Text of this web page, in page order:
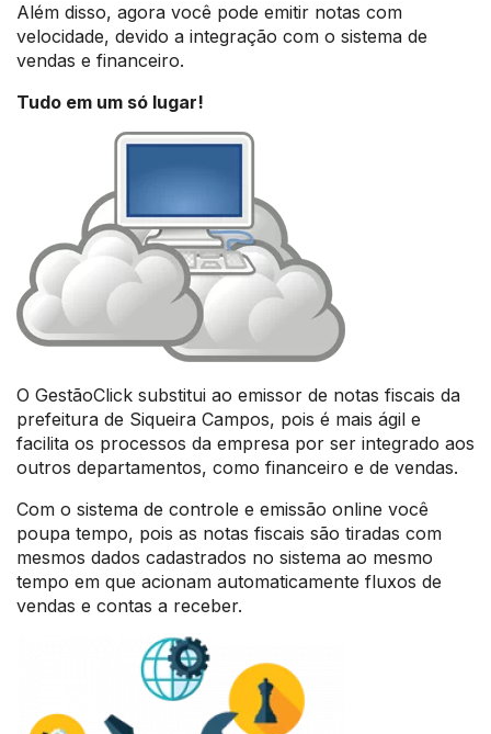
Além disso, agora você pode emitir notas com
velocidade, devido a integração com o sistema de
vendas e financeiro.
Tudo em um só lugar!
O GestãoClick substitui ao emissor de notas fiscais da
prefeitura de Siqueira Campos, pois é mais ágil e
facilita os processos da empresa por ser integrado aos
outros departamentos, como financeiro e de vendas.
Com o sistema de controle e emissão online você
poupa tempo, pois as notas fiscais são tiradas com
mesmos dados cadastrados no sistema ao mesmo
tempo em que acionam automaticamente fluxos de
vendas e contas a receber.